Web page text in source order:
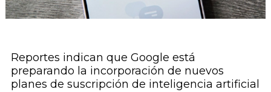
Reportes indican que Google está
preparando la incorporación de nuevos
planes de suscripción de inteligencia artificial